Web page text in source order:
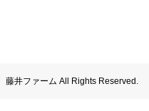
井ファーム All Rights Reserved.